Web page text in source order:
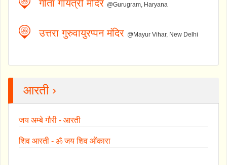
गीता गायत्री मंदिर @Gurugram, Haryana
उत्तरा गुरुवायुरप्पन मंदिर @Mayur Vihar, New Delhi
आरती ›
जय अम्बे गौरी - आरती
शिव आरती - ॐ जय शिव ओंकारा